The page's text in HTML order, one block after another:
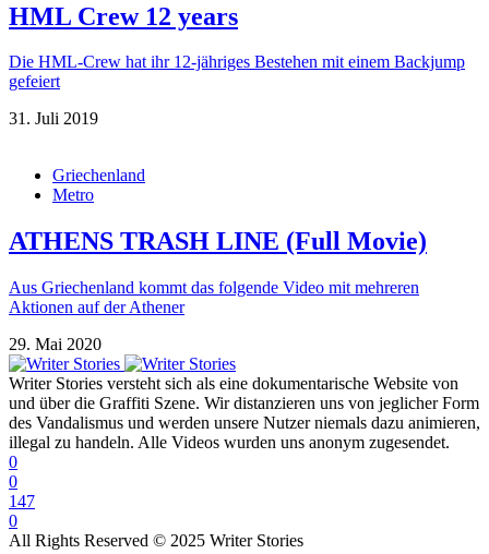
HML Crew 12 years
Die HML-Crew hat ihr 12-jähriges Bestehen mit einem Backjump
gefeiert
31. Juli 2019
Griechenland
Metro
ATHENS TRASH LINE (Full Movie)
Aus Griechenland kommt das folgende Video mit mehreren
Aktionen auf der Athener
29. Mai 2020
Writer Stories versteht sich als eine dokumentarische Website von
und über die Graffiti Szene. Wir distanzieren uns von jeglicher Form
des Vandalismus und werden unsere Nutzer niemals dazu animieren,
illegal zu handeln. Alle Videos wurden uns anonym zugesendet.
0
0
147
0
All Rights Reserved © 2025 Writer Stories